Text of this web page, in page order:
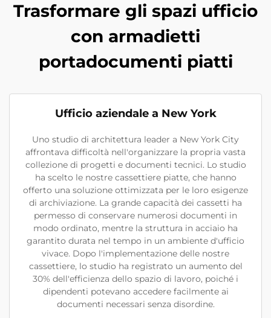
Trasformare gli spazi ufficio
con armadietti
portadocumenti piatti
Ufficio aziendale a New York
Uno studio di architettura leader a New York City
affrontava difficoltà nell'organizzare la propria vasta
collezione di progetti e documenti tecnici. Lo studio
ha scelto le nostre cassettiere piatte, che hanno
offerto una soluzione ottimizzata per le loro esigenze
di archiviazione. La grande capacità dei cassetti ha
permesso di conservare numerosi documenti in
modo ordinato, mentre la struttura in acciaio ha
garantito durata nel tempo in un ambiente d'ufficio
vivace. Dopo l'implementazione delle nostre
cassettiere, lo studio ha registrato un aumento del
30% dell'efficienza dello spazio di lavoro, poiché i
dipendenti potevano accedere facilmente ai
documenti necessari senza disordine.